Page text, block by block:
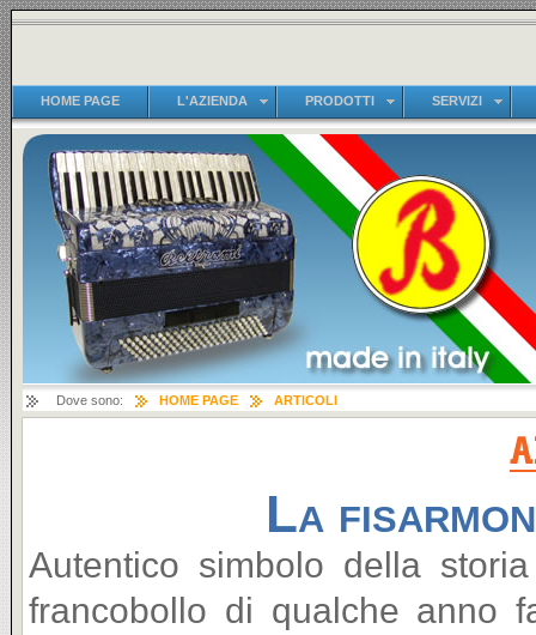
HOME PAGE L'AZIENDA PRODOTTI SERVIZI
Dove sono: HOME PAGE ARTICOLI
La
Autentico simbolo della
francobollo di qualche anno